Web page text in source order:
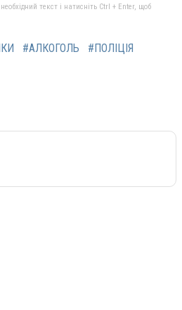
текст і натисніть Ctrl + Enter, щоб
#АЛКОГОЛЬ
#ПОЛІЦІЯ